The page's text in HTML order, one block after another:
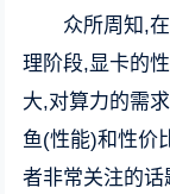
众所周知,
理阶段,显卡的
大,对算力的需
鱼(性能)和性价
者非常关注的话